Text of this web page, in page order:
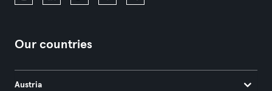
Our countries
Austria